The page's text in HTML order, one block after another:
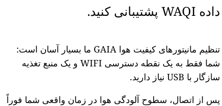
داده WAQI پشتیبانی کنید.
تنظیم مانیتورهای کیفیت هوا GAIA ما بسیار آسان است:
شما فقط به یک نقطه دسترسی WIFI و یک منبع تغذیه
سازگار با USB نیاز دارید.
پس از اتصال، سطوح آلودگی هوا در زمان واقعی شما فوراً